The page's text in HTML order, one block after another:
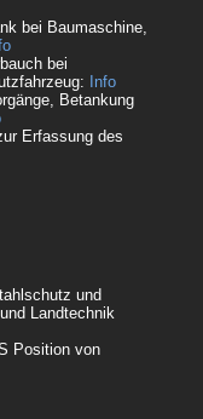
bei Baumaschine,
bei
Info
Betankung
Erfassung des
und
und Landtechnik
Position von